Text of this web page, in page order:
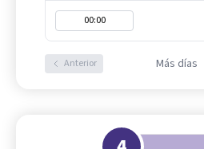
00:00
Anterior Más días